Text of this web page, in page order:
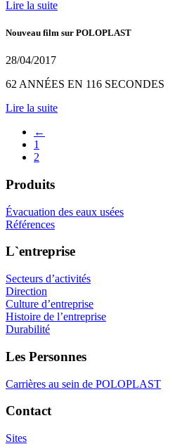
Lire la suite
Nouveau film sur POLOPLAST
28/04/2017
62 ANNÉES EN 116 SECONDES
Lire la suite
←
1
2
Produits
Évacuation des eaux usées
Références
L`entreprise
Secteurs d’activités
Direction
Culture d’entreprise
Histoire de l’entreprise
Durabilité
Les Personnes
Carrières au sein de POLOPLAST
Contact
Sites